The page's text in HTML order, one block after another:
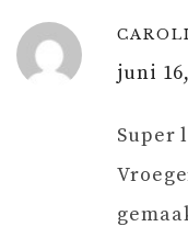
juni
Super